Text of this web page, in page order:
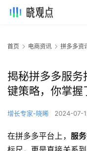
首页 电商资讯 拼多多资
揭秘拼多多服
键策略，你掌握
增长专家-晓晞 2024-07-
在拼多多平台上， 服